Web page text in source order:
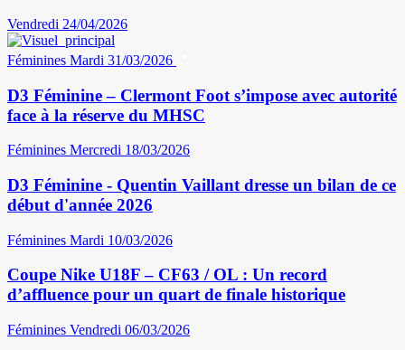
Vendredi 24/04/2026
Féminines Mardi 31/03/2026
D3 Féminine – Clermont Foot s’impose avec autorité
face à la réserve du MHSC
Féminines Mercredi 18/03/2026
D3 Féminine - Quentin Vaillant dresse un bilan de ce
début d'année 2026
Féminines Mardi 10/03/2026
Coupe Nike U18F – CF63 / OL : Un record
d’affluence pour un quart de finale historique
Féminines Vendredi 06/03/2026